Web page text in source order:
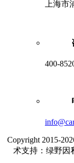
上海市
400-
Copyright 2015-
术支持：绿野因